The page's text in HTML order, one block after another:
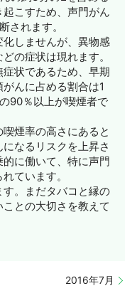
こすため、声門がん
されます。
しませんが、異物感
の症状は現れます。
状であるため、早期
んに占める割合は1
90％以上が喫煙者で
煙率の高さにあると
なるリスクを上昇さ
に働いて、特に声門
ています。
。まだタバコと縁の
との大切さを教えて
2016年7月